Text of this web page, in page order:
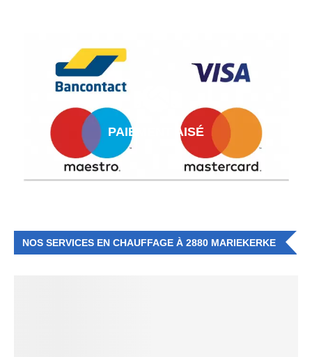
PAIEMENT AISÉ
NOS SERVICES EN CHAUFFAGE À 2880 MARIEKERKE